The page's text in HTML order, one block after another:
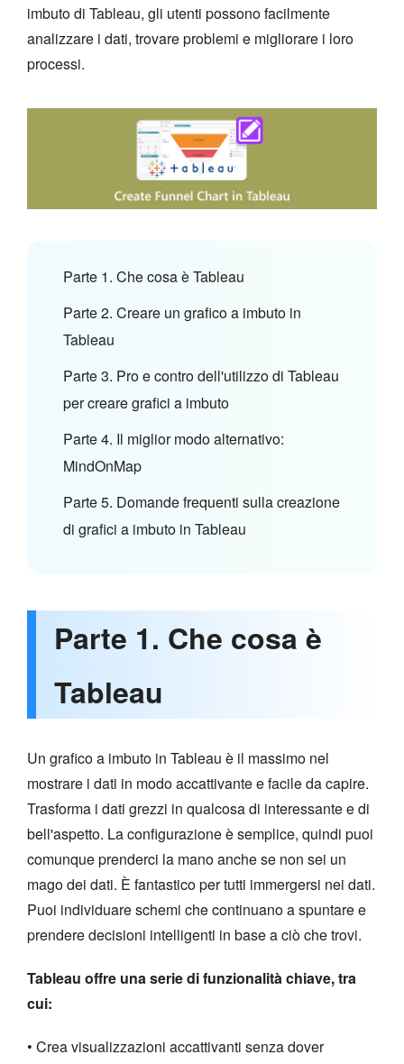
imbuto di Tableau, gli utenti possono facilmente
analizzare i dati, trovare problemi e migliorare i loro
processi.
Parte 1. Che cosa è Tableau
Parte 2. Creare un grafico a imbuto in
Tableau
Parte 3. Pro e contro dell'utilizzo di Tableau
per creare grafici a imbuto
Parte 4. Il miglior modo alternativo:
MindOnMap
Parte 5. Domande frequenti sulla creazione
di grafici a imbuto in Tableau
Parte 1. Che cosa è
Tableau
Un grafico a imbuto in Tableau è il massimo nel
mostrare i dati in modo accattivante e facile da capire.
Trasforma i dati grezzi in qualcosa di interessante e di
bell'aspetto. La configurazione è semplice, quindi puoi
comunque prenderci la mano anche se non sei un
mago dei dati. È fantastico per tutti immergersi nei dati.
Puoi individuare schemi che continuano a spuntare e
prendere decisioni intelligenti in base a ciò che trovi.
Tableau offre una serie di funzionalità chiave, tra
cui:
• Crea visualizzazioni accattivanti senza dover